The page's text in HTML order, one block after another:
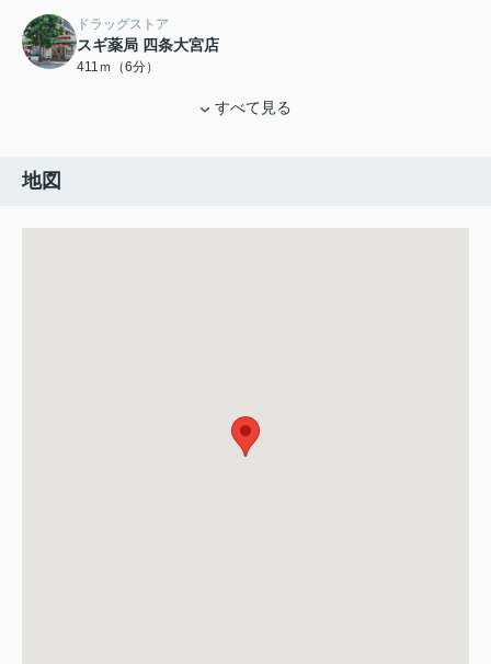
ドラッグストア
スギ薬局 四条大宮店
411ｍ（6分）
すべて見る
地図